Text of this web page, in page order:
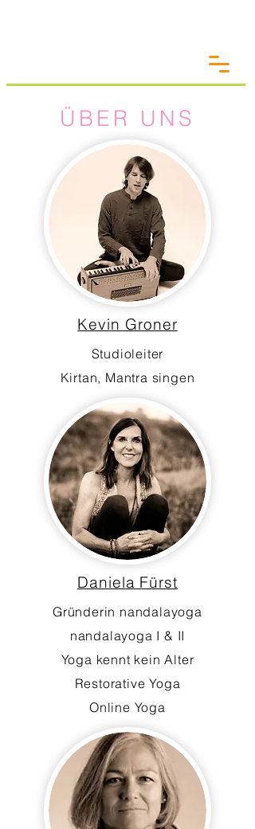
ÜBER UNS
Kevin Groner
Studioleiter
Kirtan, Mantra singen
Daniela Fürst
Gründerin nandalayoga
nandalayoga I & II
Yoga kennt kein Alter
Restorative Yoga
Online Yoga